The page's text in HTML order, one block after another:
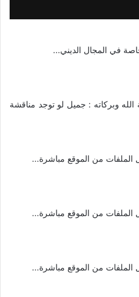
في المجال الديني...
وبركاته : جميل لو توجد مناقشة
من الموقع مباشرة...
من الموقع مباشرة...
من الموقع مباشرة...